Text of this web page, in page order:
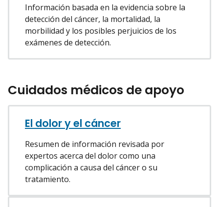
Información basada en la evidencia sobre la
detección del cáncer, la mortalidad, la
morbilidad y los posibles perjuicios de los
exámenes de detección.
Cuidados médicos de apoyo
El dolor y el cáncer
Resumen de información revisada por
expertos acerca del dolor como una
complicación a causa del cáncer o su
tratamiento.